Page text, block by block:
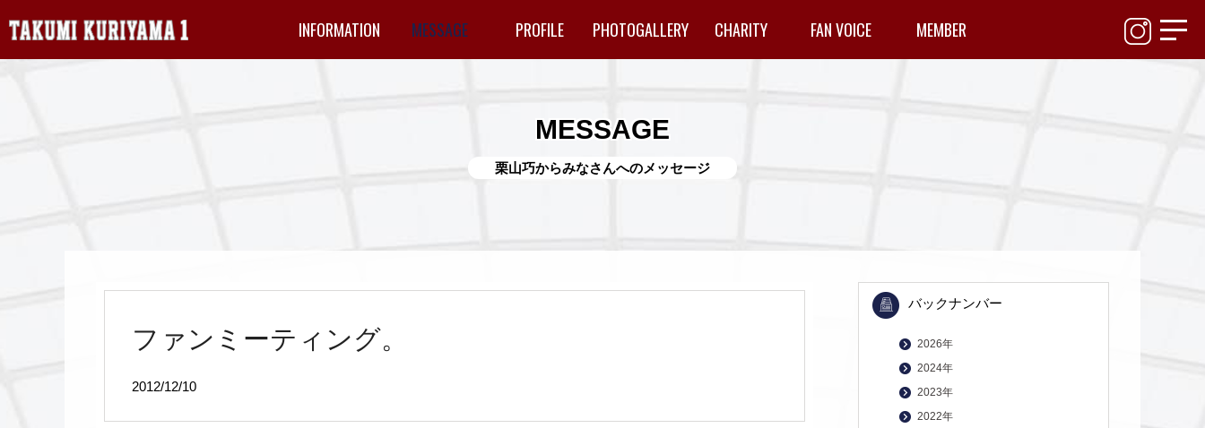
INFORMATION MESSAGE PROFILE PHOTOGALLERY CHARITY FAN VOICE MEMBER
MESSAGE
栗山巧からみなさんへのメッセージ
ファンミーティング。
2012/12/10
バックナンバー
2026年
2024年
2023年
2022年